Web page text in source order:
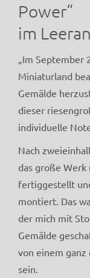
Power“
im
„Im
Miniaturland
Gemälde
dieser
individuelle
Nach
das große Werk
fertiggestellt
montiert. Das
der mich mit
Gemälde
von einem
sein.